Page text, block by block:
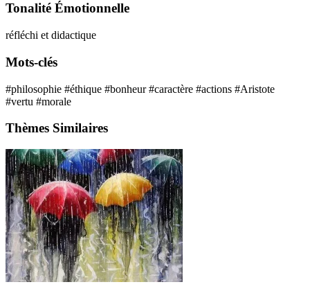
Tonalité Émotionnelle
réfléchi et didactique
Mots-clés
#philosophie #éthique #bonheur#caractère #actions #Aristote
#vertu #morale
Thèmes Similaires